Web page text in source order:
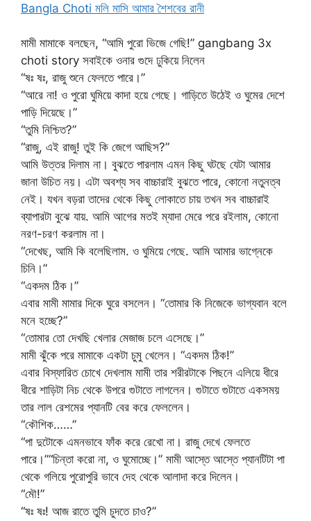
Bangla Choti মলি মাসি আমার শৈশবের রানী
মামী মামাকে বলছেন, “আমি পুরো ভিজে গেছি!” gangbang 3x
choti story সবাইকে ওনার গুদে ঢুকিয়ে নিলেন
“ষঃ ষঃ, রাজু শুনে ফেলতে পারে।”
“আরে না! ও পুরো ঘুমিয়ে কাদা হয়ে গেছে। গাড়িতে উঠেই ও ঘুমের দেশে
পাড়ি দিয়েছে।”
“তুমি নিশ্চিত?”
“রাজু, এই রাজু! তুই কি জেগে আছিস?”
আমি উত্তর দিলাম না। বুঝতে পারলাম এমন কিছু ঘটছে যেটা আমার
জানা উচিত নয়। এটা অবশ্য সব বাচ্চারাই বুঝতে পারে, কোনো নতুনত্ব
নেই। যখন বড়রা তাদের থেকে কিছু লোকাতে চায় তখন সব বাচ্চারাই
ব্যাপারটা বুঝে যায়. আমি আগের মতই ম্যাদা মেরে পরে রইলাম, কোনো
নরণ-চরণ করলাম না।
“দেখেছ, আমি কি বলেছিলাম. ও ঘুমিয়ে গেছে. আমি আমার ভাগ্নেকে
চিনি।”
“একদম ঠিক।”
এবার মামী মামার দিকে ঘুরে বসলেন। “তোমার কি নিজেকে ভাগ্যবান বলে
মনে হচ্ছে?”
“তোমার তো দেখছি খেলার মেজাজ চলে এসেছে।”
মামী ঝুঁকে পরে মামাকে একটা চুমু খেলেন। “একদম ঠিক!”
এবার বিস্ফারিত চোখে দেখলাম মামী তার শরীরটাকে পিছনে এলিয়ে ধীরে
ধীরে শাড়িটা নিচ থেকে উপরে গুটাতে লাগলেন। গুটাতে গুটাতে একসময়
তার লাল রেশমের প্যানটি বের করে ফেললেন।
“কৌশিক……”
“পা দুটোকে এমনভাবে ফাঁক করে রেখো না। রাজু দেখে ফেলতে
পারে।”“চিন্তা করো না, ও ঘুমোচ্ছে।” মামী আস্তে আস্তে প্যানটিটা পা
থেকে গলিয়ে পুরোপুরি ভাবে দেহ থেকে আলাদা করে দিলেন।
“মৌ!”
“ষঃ ষঃ! আজ রাতে তুমি চুদতে চাও?”